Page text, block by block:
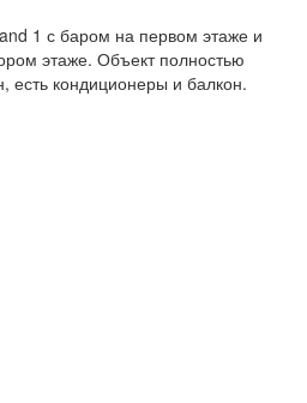
1 с баром на первом этаже и
этаже. Объект полностью
есть кондиционеры и балкон.